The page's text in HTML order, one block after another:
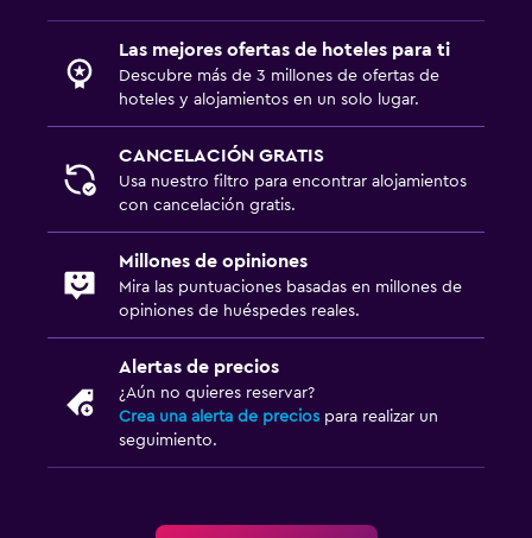
Las mejores ofertas de hoteles para ti
Descubre más de 3 millones de ofertas de
hoteles y alojamientos en un solo lugar.
CANCELACIÓN GRATIS
Usa nuestro filtro para encontrar alojamientos
con cancelación gratis.
Millones de opiniones
Mira las puntuaciones basadas en millones de
opiniones de huéspedes reales.
Alertas de precios
¿Aún no quieres reservar?
Crea una alerta de precios para realizar un
seguimiento.